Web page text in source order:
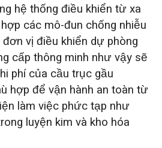
hệ thống điều khiển từ xa
các mô-đun chống nhiễu
vị điều khiển dự phòng
cấp thông minh như vậy sẽ
phí của cầu trục gầu
hợp để vận hành an toàn từ
làm việc phức tạp như
luyện kim và kho hóa